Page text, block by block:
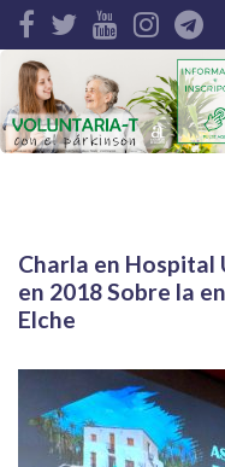
Search for:
Charla en
en 2018 Sobre la
Elche